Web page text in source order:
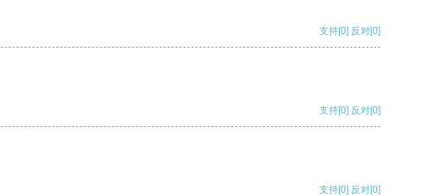
支持[0] 反对[0]
支持[0] 反对[0]
支持[0] 反对[0]